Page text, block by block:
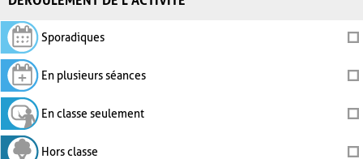
Sporadiques
En plusieurs séances
En classe seulement
Hors classe